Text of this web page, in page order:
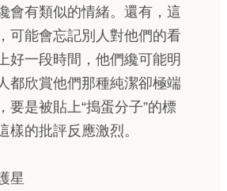
會有類似的情緒。還有，這
可能會忘記別人對他們的看
好一段時間，他們纔可能明
都欣賞他們那種純潔卻極端
要是被貼上“搗蛋分子”的標
樣的批評反應激烈。
星